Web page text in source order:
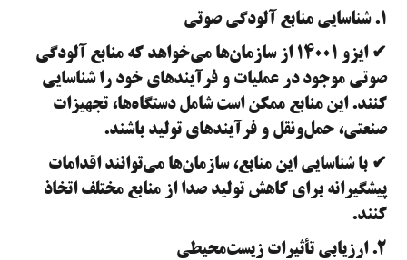
۱. شناسایی منابع آلودگی صوتی
✔ ایزو ۱۴۰۰۱ از سازمان‌ها می‌خواهد که منابع آلودگی
صوتی موجود در عملیات و فرآیندهای خود را شناسایی
کنند. این منابع ممکن است شامل دستگاه‌ها، تجهیزات
صنعتی، حمل‌ونقل و فرآیندهای تولید باشند.
✔ با شناسایی این منابع، سازمان‌ها می‌توانند اقدامات
پیشگیرانه برای کاهش تولید صدا از منابع مختلف اتخاذ
کنند.
۲. ارزیابی تأثیرات زیست‌محیطی